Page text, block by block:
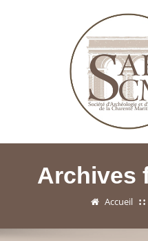
Archives
Accueil